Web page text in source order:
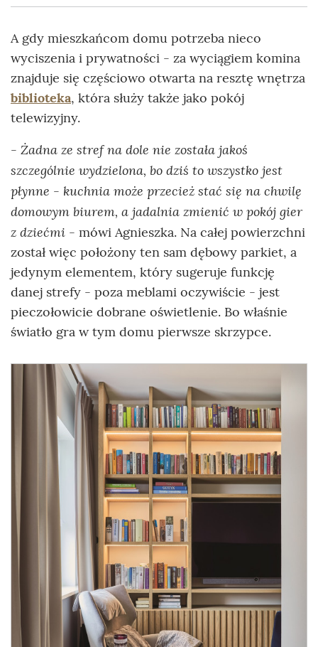
A gdy mieszkańcom domu potrzeba nieco
wyciszenia i prywatności - za wyciągiem komina
znajduje się częściowo otwarta na resztę wnętrza
biblioteka, która służy także jako pokój
telewizyjny.
- Żadna ze stref na dole nie została jakoś
szczególnie wydzielona, bo dziś to wszystko jest
płynne - kuchnia może przecież stać się na chwilę
domowym biurem, a jadalnia zmienić w pokój gier
z dziećmi - mówi Agnieszka. Na całej powierzchni
został więc położony ten sam dębowy parkiet, a
jedynym elementem, który sugeruje funkcję
danej strefy - poza meblami oczywiście - jest
pieczołowicie dobrane oświetlenie. Bo właśnie
światło gra w tym domu pierwsze skrzypce.